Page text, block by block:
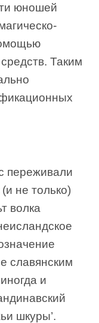
юношей
Таким
переживали
не только)
волка
славянским
и
шкуры’.